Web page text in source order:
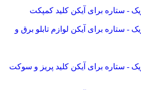
کلید کمپکت
لوازم تابلو برق و
کلید پریز و سوکت